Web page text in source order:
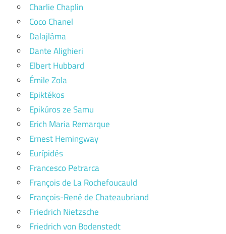
Charlie Chaplin
Coco Chanel
Dalajláma
Dante Alighieri
Elbert Hubbard
Émile Zola
Epiktékos
Epikúros ze Samu
Erich Maria Remarque
Ernest Hemingway
Eurípidés
Francesco Petrarca
François de La Rochefoucauld
François-René de Chateaubriand
Friedrich Nietzsche
Friedrich von Bodenstedt